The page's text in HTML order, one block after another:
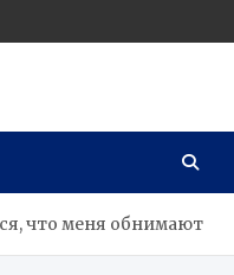
что меня обнимают